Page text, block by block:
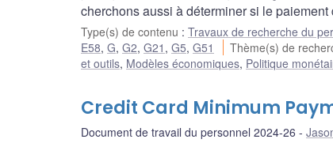
cherchons aussi à déterminer si le
Type(s) de contenu : Travaux de recherche du
E58, G, G2, G21 , G5, G51 Thème(s) de
et outils, Modèles économiques, Politique
Credit Card Minimum
Document de travail du personnel 2024-26